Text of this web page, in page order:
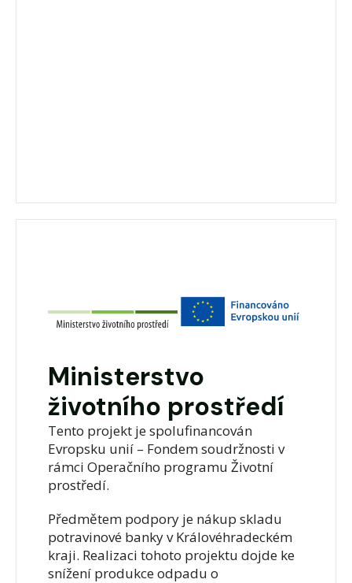
Ministerstvo
životního prostředí
Tento projekt je spolufinancován
Evropsku unií – Fondem soudržnosti v
rámci Operačního programu Životní
prostředí.
Předmětem podpory je nákup skladu
potravinové banky v Královéhradeckém
kraji. Realizaci tohoto projektu dojde ke
snížení produkce odpadu o